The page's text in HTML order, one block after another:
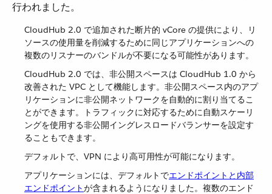
行われました。
CloudHub 2.0 で追加された断片的 vCore の提供により、リ
ソースの使用量を削減するために同じアプリケーションへの
複数のリスナーのバンドルが不要になる可能性があります。
CloudHub 2.0 では、非公開スペースは CloudHub 1.0 から
改善された VPC として機能します。非公開スペース内のアプ
リケーションに非公開ネットワークを自動的に割り当てるこ
とができます。トラフィックに対応するために自動スケーリ
ングを使用する非公開イングレスロードバランサーを設定す
ることもできます。
デフォルトで、VPN により高可用性が可能になります。
アプリケーションには、デフォルトで​エンドポイントと内部
エンドポイント​が含まれるようになりました。複数のエンド